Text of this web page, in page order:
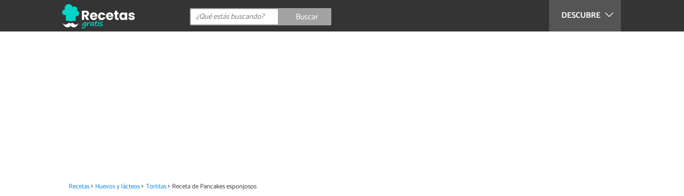
DESCUBRE
Buscar
Recetas Huevos y lácteos Tortitas Receta de Pancakes esponjosos